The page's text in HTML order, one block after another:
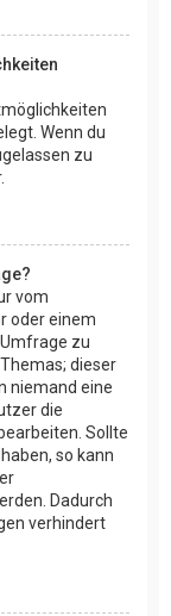
Wenn du
zu
vom
oder einem
zu
dieser
niemand eine
die
Sollte
so kann
Dadurch
verhindert